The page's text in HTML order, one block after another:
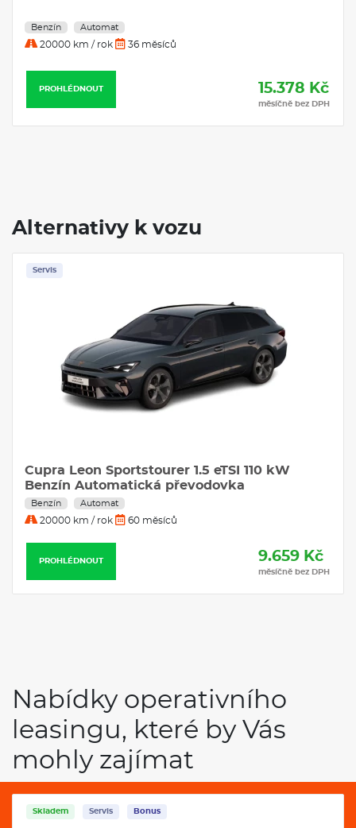
Benzín Automat
20000 km / rok 36 měsíců
PROHLÉDNOUT 15.378 Kč
měsíčně bez DPH
Alternativy k vozu
Cupra Formentor 1.5 eTSI 110 kW Benzín
Automatická převodovka
Benzín
30000 km / rok
PROHLÉDNOUT
měsíčně
Nabídky operativního
leasingu, které by Vás
mohly zajímat
Skladem Servis Bonus